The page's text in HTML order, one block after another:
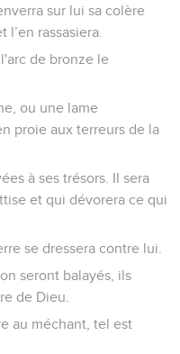
sur lui sa colère
rassasiera.
de bronze le
ou une lame
proie aux terreurs de la
à ses trésors. Il sera
et qui dévorera ce qui
se dressera contre lui.
seront balayés, ils
de Dieu.
au méchant, tel est